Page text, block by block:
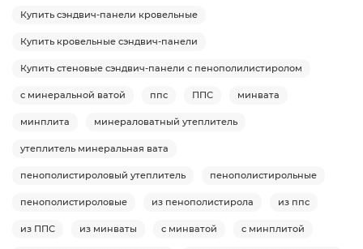
Купить сэндвич-панели кровельные
Купить кровельные сэндвич-панели
Купить стеновые сэндвич-панели с пенополилистиролом
с минеральной ватой ппс ППС минвата
минплита минераловатный утеплитель
утеплитель минеральная вата
пенополистироловый утеплитель пенополистирольные
пенополистироловые из пенополистирола из ппс
из ППС из минваты с минватой с минплитой